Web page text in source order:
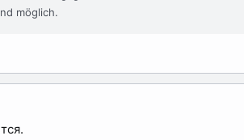
möglich.